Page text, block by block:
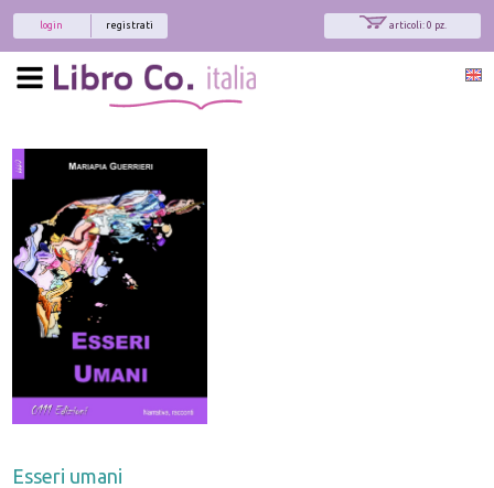
articoli: 0 pz.
registrati
login
Esseri umani